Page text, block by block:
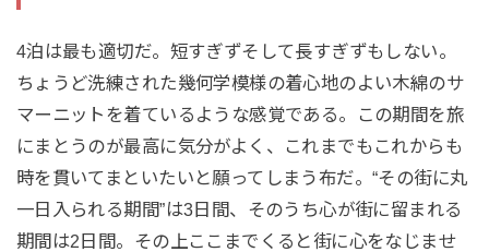
4泊は最も適切だ。短すぎずそして長すぎずもしない。
ちょうど洗練された幾何学模様の着心地のよい木綿のサ
マーニットを着ているような感覚である。この期間を旅
にまとうのが最高に気分がよく、これまでもこれからも
時を貫いてまといたいと願ってしまう布だ。“その街に丸
一日入られる期間”は3日間、そのうち心が街に留まれる
期間は2日間。その上ここまでくると街に心をなじませ